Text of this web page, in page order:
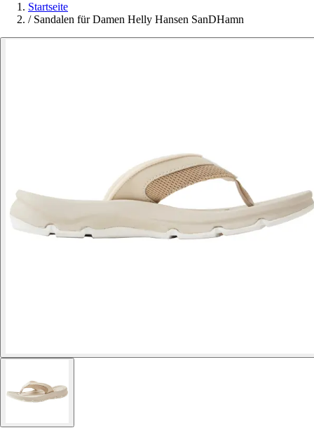
Startseite
/ Sandalen für Damen Helly Hansen SanDHamn